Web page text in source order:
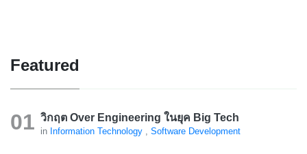
Featured
วิกฤต Over Engineering ในยุค Big Tech
in Information Technology , Software Development